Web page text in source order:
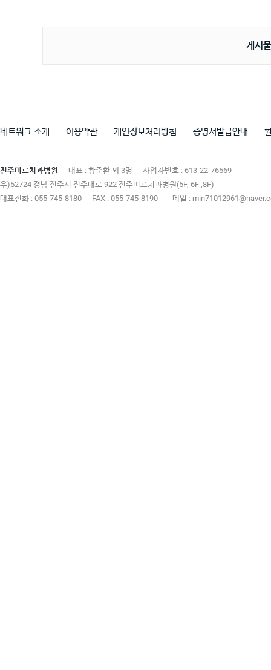
게시
네트워크 소개 이용약관 개인정보처리방침 증명서발급안내
진주미르치과병원 대표 : 황준환 외 3명
사업자번호 : 613-22-76569
우)52724 경남 진주시 진주대로 922 진주미르치과병원(5F, 6F ,8F)
대표전화 : 055-745-8180
FAX : 055-745-8190- 메일 :